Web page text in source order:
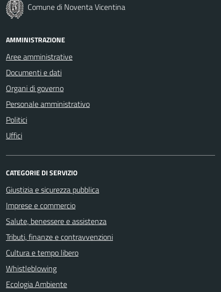
Comune di Noventa Vicentina
AMMINISTRAZIONE
Aree amministrative
Documenti e dati
Organi di governo
Personale amministrativo
Politici
Uffici
CATEGORIE DI SERVIZIO
Giustizia e sicurezza pubblica
Imprese e commercio
Salute, benessere e assistenza
Tributi, finanze e contravvenzioni
Cultura e tempo libero
Whistleblowing
Ecologia Ambiente